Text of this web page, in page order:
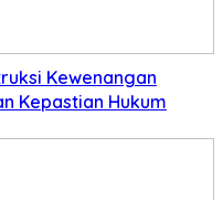
Kewenangan
Kepastian Hukum